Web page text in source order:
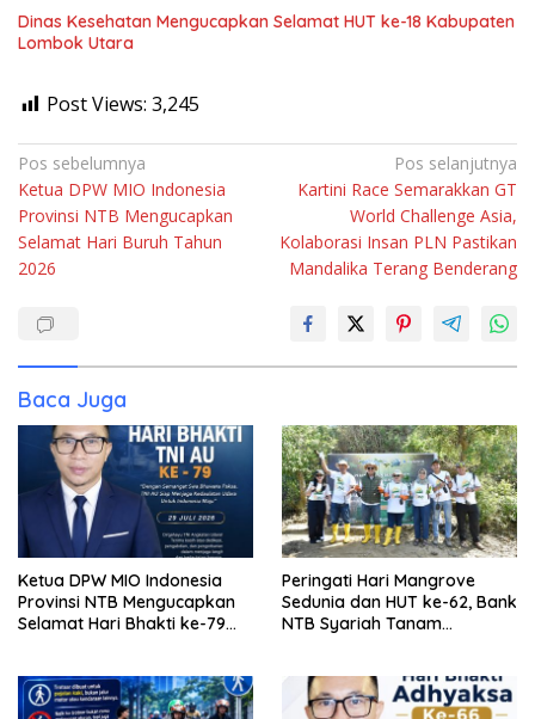
Dinas Kesehatan Mengucapkan Selamat HUT ke-18 Kabupaten
Lombok Utara
Post Views: 3,245
Navigasi
pos
Pos sebelumnya
Ketua DPW MIO Indonesia
Provinsi NTB Mengucapkan
Selamat Hari Buruh Tahun
2026
Pos selanjutnya
Kartini Race Semarakkan GT
World Challenge Asia,
Kolaborasi Insan PLN Pastikan
Mandalika Terang Benderang
Baca Juga
Ketua DPW MIO Indonesia
Provinsi NTB Mengucapkan
Selamat Hari Bhakti ke-79
Peringati Hari Mangrove
Sedunia dan HUT ke-62, Bank
NTB Syariah Tanam